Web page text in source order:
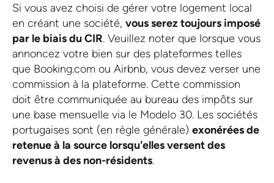
Si vous avez choisi de gérer votre logement local
en créant une société, vous serez toujours imposé
par le biais du CIR. Veuillez noter que lorsque vous
annoncez votre bien sur des plateformes telles
que Booking.com ou Airbnb, vous devez verser une
commission à la plateforme. Cette commission
doit être communiquée au bureau des impôts sur
une base mensuelle via le Modelo 30. Les sociétés
portugaises sont (en règle générale) exonérées de
retenue à la source lorsqu'elles versent des
revenus à des non-résidents.